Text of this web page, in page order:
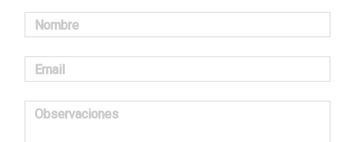
Nombre
Email
Observaciones